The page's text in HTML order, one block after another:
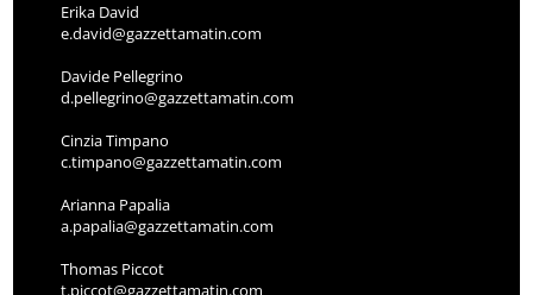
Erika David
e.david@gazzettamatin.com
Davide Pellegrino
d.pellegrino@gazzettamatin.com
Cinzia Timpano
c.timpano@gazzettamatin.com
Arianna Papalia
a.papalia@gazzettamatin.com
Thomas Piccot
t.piccot@gazzettamatin.com